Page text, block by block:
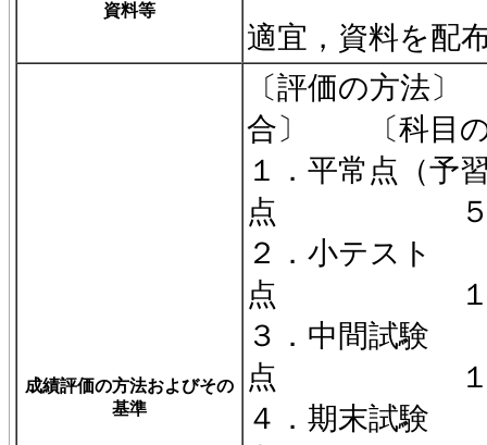
資料等
適宜，資料を配
成績評価の方法およびその
基準
〔評価の方
合〕 〔科目の
１．平常点（予
点
２．小
点 １・
３．中
点 １・２
４．期